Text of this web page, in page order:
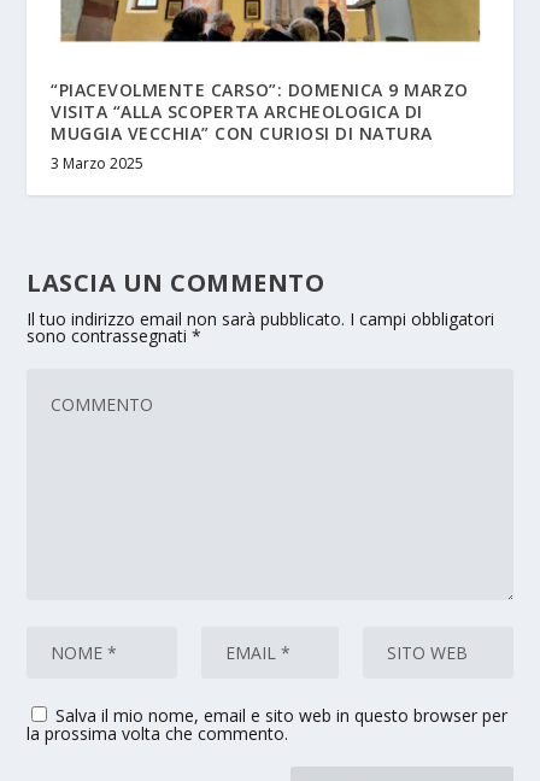
“PIACEVOLMENTE CARSO”: DOMENICA 9 MARZO
VISITA “ALLA SCOPERTA ARCHEOLOGICA DI
MUGGIA VECCHIA” CON CURIOSI DI NATURA
3 Marzo 2025
LASCIA UN COMMENTO
Il tuo indirizzo email non sarà pubblicato. I campi obbligatori
sono contrassegnati*
Salva il mio nome, email e sito web in questo browser per
la prossima volta che commento.